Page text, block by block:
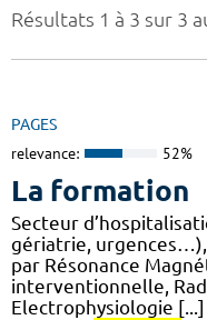
Résultats 1 à 3 sur 3
PAGES
relevance: 52%
La formation
Secteur
gériatrie, urgences…),
par Résonance
interventionnelle,
Electrophysiologie